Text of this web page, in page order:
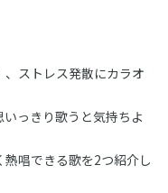
、ストレス発散にカラオ
っきり歌うと気持ちよ
唱できる歌を2つ紹介し